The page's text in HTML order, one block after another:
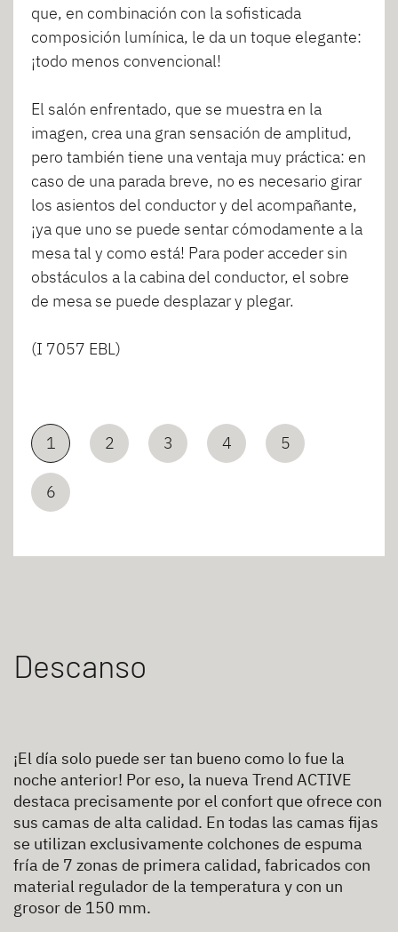
que, en combinación con la sofisticada
composición lumínica, le da un toque elegante:
¡todo menos convencional!
El salón enfrentado, que se muestra en la
imagen, crea una gran sensación de amplitud,
pero también tiene una ventaja muy práctica: en
caso de una parada breve, no es necesario girar
los asientos del conductor y del acompañante,
¡ya que uno se puede sentar cómodamente a la
mesa tal y como está! Para poder acceder sin
obstáculos a la cabina del conductor, el sobre
de mesa se puede desplazar y plegar.
(I 7057 EBL)
1 2 3 4 5
6
Descanso
¡El día solo puede ser tan bueno como lo fue la
noche anterior! Por eso, la nueva Trend ACTIVE
destaca precisamente por el confort que ofrece con
sus camas de alta calidad. En todas las camas fijas
se utilizan exclusivamente colchones de espuma
fría de 7 zonas de primera calidad, fabricados con
material regulador de la temperatura y con un
grosor de 150 mm.